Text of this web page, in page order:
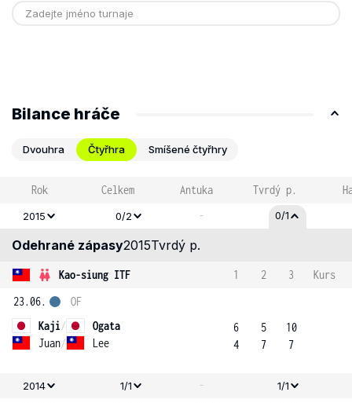
Bilance hráče
Dvouhra Čtyřhra Smíšené čtyřhry
Rok Celkem Antuka Tvrdý p.
2015 0/2 - 0/1
Odehrané zápasy2015Tvrdý p.
Kao-siung ITF 1 2 3
Kurs
23.06.
Kaji/
Ogata
Juan/ Lee
OF
6
4
5
7
10
7
2014 1/1 -
1/1